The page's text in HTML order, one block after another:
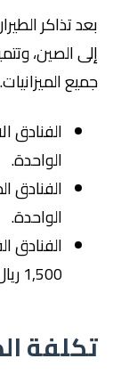
تذاكر الطيران،
الصين، وتتميز
الميزانيات.
الواحدة.
الواحدة.
1,500 ريال لليلة في المدن الكبرى مثل بكين وشنغهاي.